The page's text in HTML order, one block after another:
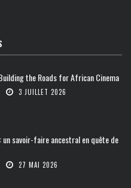
the Roads for African Cinema
3 JUILLET 2026
un savoir-faire ancestral en quête de
27 MAI 2026